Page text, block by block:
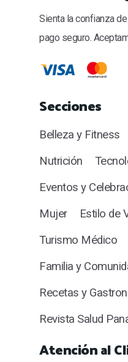
Sienta la confianza
pago seguro.
Secciones
Belleza y Fitness
Nutrición
Eventos y
Mujer
Estilo de
Turismo Médico
Familia y
Recetas y
Revista Salud
Atención al